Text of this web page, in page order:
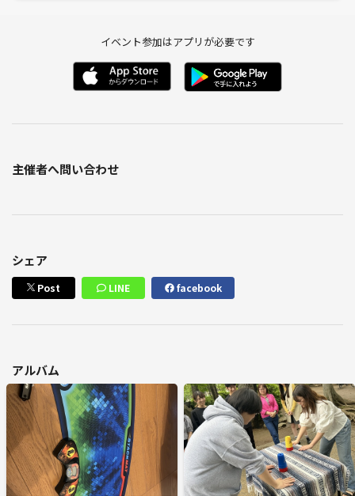
イベント参加はアプリが必要です
主催者へ問い合わせ
シェア
Post LINE facebook
アルバム